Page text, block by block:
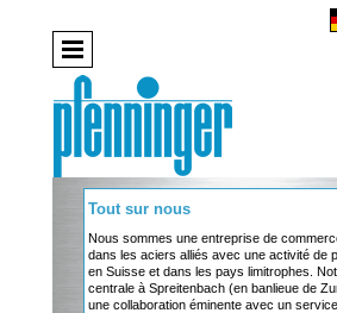
Tout sur nous
Nous sommes une entreprise de
dans les aciers alliés avec une activité de
en Suisse et dans les pays limitrophes.
centrale à Spreitenbach (en banlieue de
une collaboration éminente avec un